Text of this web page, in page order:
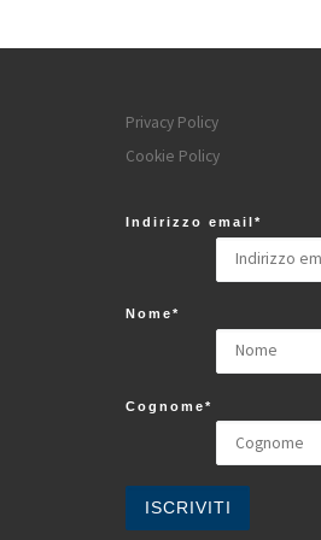
Privacy Policy
Cookie Policy
Indirizzo email*
Nome*
Cognome*